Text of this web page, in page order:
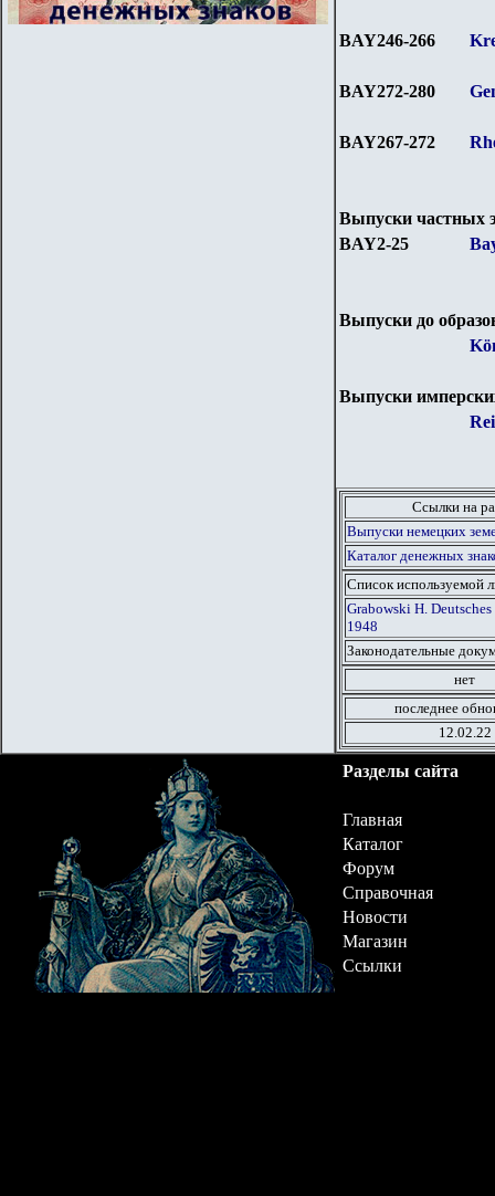
BAY246-266
BAY272-280
BAY267-272
Выпуски частных
BAY2-25
Выпуски до
Выпуски
Ссылки на
Выпуски немецких
Каталог денежных
Список используемой
Grabowski H.
1948
Законодательные
нет
последнее
12.02.22
Разделы сайта
Главная
Каталог
Форум
Справочная
Новости
Магазин
Ссылки